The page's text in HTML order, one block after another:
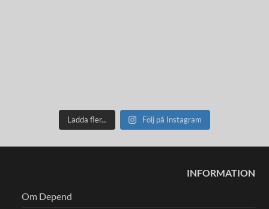
Ladda fler... Följ på Instagram
INFORMATION
Om Depend